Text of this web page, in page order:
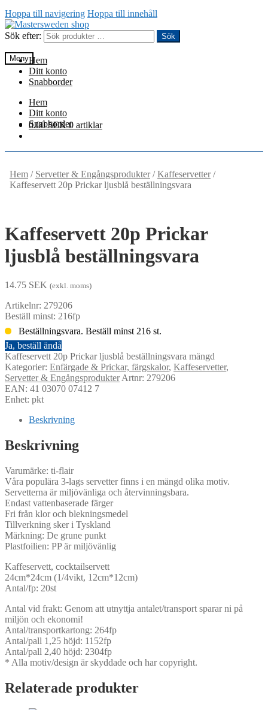
Hoppa till navigering Hoppa till innehåll
Sök efter: Sök
MenyHem
Ditt konto
Snabborder
Hem
Ditt konto
Snabborder
0.00SEK 0 artiklar
Hem / Servetter & Engångsprodukter/Kaffeservetter/
Kaffeservett 20p Prickar ljusblå beställningsvara
Kaffeservett 20p Prickar
ljusblå beställningsvara
14.75 SEK (exkl. moms)
Artikelnr: 279206
Beställ minst: 216fp
Beställningsvara. Beställ minst 216 st.
Ja, beställ ändå
Kaffeservett 20p Prickar ljusblå beställningsvara mängd
Kategorier: Enfärgade & Prickar, färgskalor, Kaffeservetter,
Servetter & EngångsprodukterArtnr: 279206
EAN: 41 03070 07412 7
Enhet: pkt
Beskrivning
Beskrivning
Varumärke: ti-flair
Våra populära 3-lags servetter finns i en mängd olika motiv.
Servetterna är miljövänliga och återvinningsbara.
Endast vattenbaserade färger
Fri från klor och blekningsmedel
Tillverkning sker i Tyskland
Märkning: De grune punkt
Plastfoilien: PP är miljövänlig
Kaffeservett, cocktailservett
24cm*24cm (1/4vikt, 12cm*12cm)
Antal/fp: 20st
Antal vid frakt: Genom att utnyttja antalet/transport sparar ni på
miljön och ekonomi!
Antal/transportkartong: 264fp
Antal/pall 1,25 höjd: 1152fp
Antal/pall 2,40 höjd: 2304fp
* Alla motiv/design är skyddade och har copyright.
Relaterade produkter